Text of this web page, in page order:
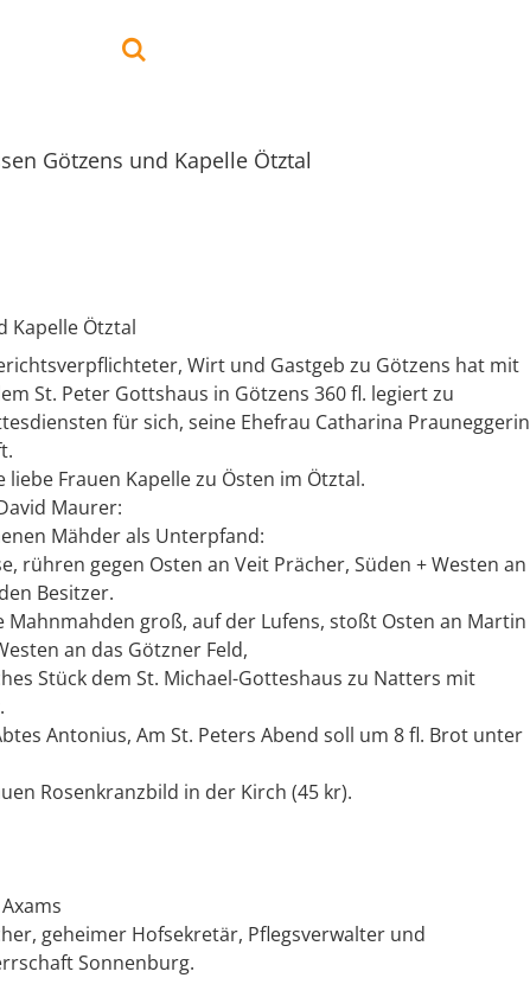
Götzens und Kapelle Ötztal
Kapelle Ötztal
Wirt und Gastgeb zu Götzens hat mit
St. Peter Gottshaus in Götzens 360 fl. legiert zu
für sich, seine Ehefrau Catharina Prauneggerin
Frauen Kapelle zu Östen im Ötztal.
Maurer:
Mähder als Unterpfand:
rühren gegen Osten an Veit Prächer, Süden + Westen an
Besitzer.
Mahnmahden groß, auf der Lufens, stoßt Osten an Martin
an das Götzner Feld,
Stück dem St. Michael-Gotteshaus zu Natters mit
Antonius, Am St. Peters Abend soll um 8 fl. Brot unter
Rosenkranzbild in der Kirch (45 kr).
geheimer Hofsekretär, Pflegsverwalter und
Sonnenburg.